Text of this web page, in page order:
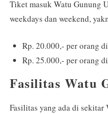
Tiket masuk Watu Gunung
weekdays dan weekend,
Rp. 20.000,- per orang
Rp. 25.000,- per orang
Fasilitas Watu
Fasilitas yang ada di sekitar